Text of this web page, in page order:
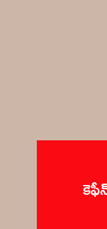
కెఫీన్‌ లేని